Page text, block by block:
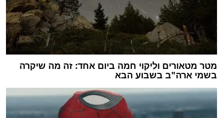
מטר מטאורים וליקוי חמה ביום אחד: זה מה שיקרה
בשמי ארה"ב בשבוע הבא